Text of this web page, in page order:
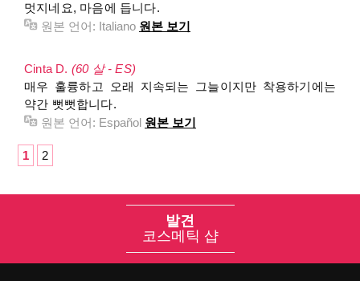
멋지네요, 마음에 듭니다.
원본 언어: Italiano 원본 보기
Cinta D. (60 살 - ES)
매우 훌륭하고 오래 지속되는 그늘이지만 착용하기에는
약간 뻣뻣합니다.
원본 언어: Español 원본 보기
1 2
발견
코스메틱 샵